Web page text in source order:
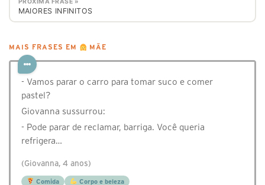
MAIORES INFINITOS
MAIS FRASES EM MÃE
- Vamos parar o carro para tomar suco e comer
pastel?
Giovanna sussurrou:
- Pode parar de reclamar, barriga. Você queria
refrigera…
(Giovanna, 4 anos)
Comida Corpo e beleza